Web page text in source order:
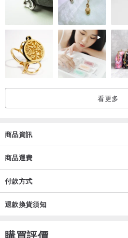
﹆洗滌方式
參考洗標清洗方式
❍ 可以乾洗
❍ 低溫熨燙
✗ 不可漂白
產地/製造方式
衣物面料材質
❐裡布 聚酯纖維100%
看更多
商品資訊
商品運費
付款方式
退款換貨須知
購買評價